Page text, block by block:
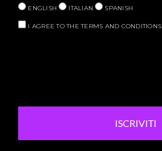
ENGLISH ITALIAN SPANISH
I AGREE TO THE TERMS AND CONDITIONS
ISCRIVITI